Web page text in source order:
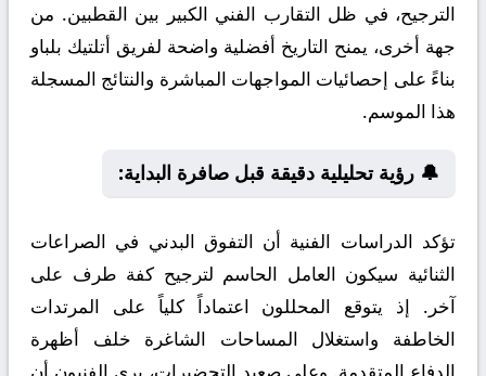
الترجيح، في ظل التقارب الفني الكبير بين القطبين. من
جهة أخرى، يمنح التاريخ أفضلية واضحة لفريق أتلتيك بلباو
بناءً على إحصائيات المواجهات المباشرة والنتائج المسجلة
هذا الموسم.
🔔 رؤية تحليلية دقيقة قبل صافرة البداية:
تؤكد الدراسات الفنية أن التفوق البدني في الصراعات
الثنائية سيكون العامل الحاسم لترجيح كفة طرف على
آخر. إذ يتوقع المحللون اعتماداً كلياً على المرتدات
الخاطفة واستغلال المساحات الشاغرة خلف أظهرة